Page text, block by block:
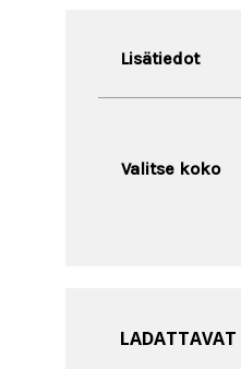
Lisätiedot
Valitse koko
LADATTAVAT